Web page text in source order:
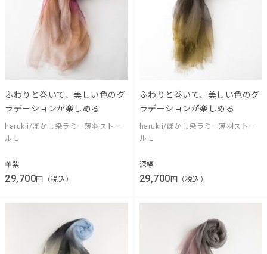
ふわりと巻いて、美しい色のグ
ラデーションが楽しめる
harukii/ぼかし染ラミー薄羽ストー
ル L
華紫
29,700円（税込）
ふわりと巻いて、美しい色のグ
ラデーションが楽しめる
harukii/ぼかし染ラミー薄羽ストー
ル L
深縹
29,700 円（税込）